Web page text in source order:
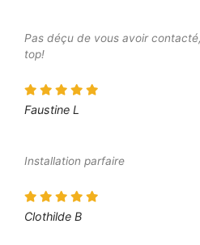
Pas déçu de vous avoir
top!
Faustine L
Installation parfaire
Clothilde B